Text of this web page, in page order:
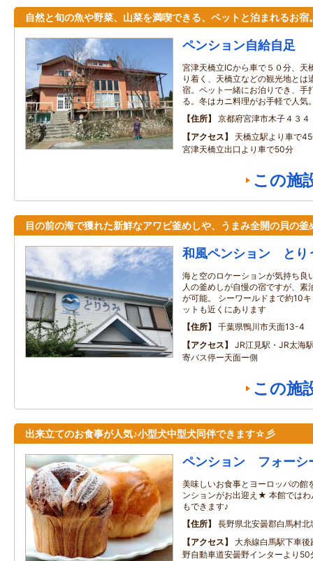
自然と旬の魚や野菜、山菜を満喫できる、ペットと泊まれるお宿
ペンション自給自足
宮津天橋立ICから車で５０分、天
り着く、天橋立などの観光地とは
宿。ペット一緒にお泊りでき、手
る。冬はカニ料理がお手軽で人気
住所
京都府宮津市木子４３４
アクセス
天橋立駅より車で
宮津天橋立出口より車で50分
この施
目の前の海で獲れた新鮮なアワビ釜めしや、うまみ全開の貝の釜
和風ペンション とり
海と空のロケーションが気持ち良
人の釜めしが自慢の宿ですが、素
が可能。 シーワールドまで約10
ットも近くにあります
住所
千葉県鴨川市天面13-4
アクセス
JR江見駅・JR太海
寄バス停ー天面ー側
この施
出来立てのお食事が人気♪小型犬中型犬同伴できます☆彡
ペンション フォーシ
美味しいお食事とヨーロッパの館
ンションがお出迎え★ 本館では
もできます♪
住所
長野県北安曇郡白馬村
アクセス
大糸線白馬駅下車
野自動車道安曇野インターより50